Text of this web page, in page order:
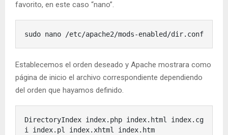
favorito, en este caso “nano”.
sudo nano /etc/apache2/mods-enabled/dir.conf
Establecemos el orden deseado y Apache mostrara como
página de inicio el archivo correspondiente dependiendo
del orden que hayamos definido.
DirectoryIndex index.php index.html index.cg
i index.pl index.xhtml index.htm